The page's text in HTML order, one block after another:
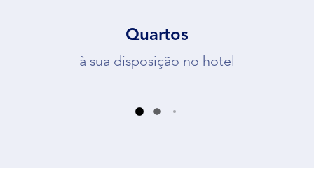
Quartos
à sua disposição no hotel